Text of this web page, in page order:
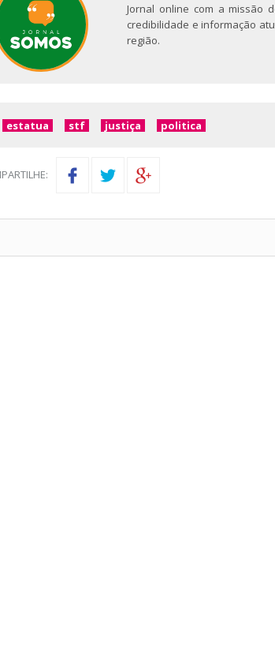
Jornal online com a missão
credibilidade e informação
região.
estatua stf justiça politica